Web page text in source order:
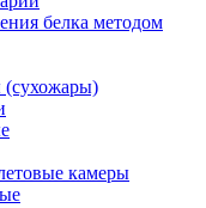
белка методом
(сухожары)
камеры